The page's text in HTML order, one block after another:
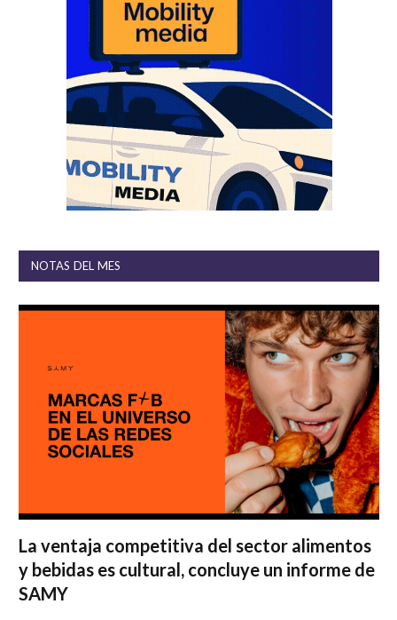
NOTAS DEL MES
La ventaja competitiva del sector alimentos
y bebidas es cultural, concluye un informe de
SAMY